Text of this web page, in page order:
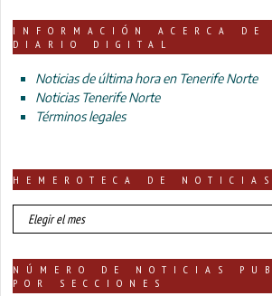
INFORMACIÓN ACERCA DE
DIARIO DIGITAL
Noticias de última hora en Tenerife Norte
Noticias Tenerife Norte
Términos legales
HEMEROTECA DE NOTICIAS
HEMEROTECA
DE
NÚMERO DE NOTICIAS
POR SECCIONES